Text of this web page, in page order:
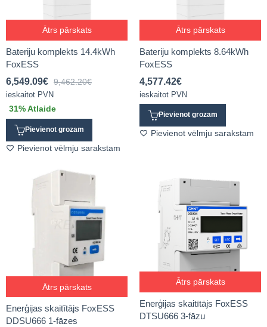
Ātrs pārskats
Bateriju komplekts 14.4kWh
FoxESS
6,549.09€ 9,462.20€
ieskaitot PVN
31% Atlaide
Pievienot grozam
Pievienot vēlmju sarakstam
Ātrs pārskats
Bateriju komplekts 8.64kWh
FoxESS
4,577.42€
ieskaitot PVN
Pievienot grozam
Pievienot vēlmju sarakstam
Ātrs pārskats
Enerģijas skaitītājs FoxESS
DDSU666 1-fāzes
Ātrs pārskats
Enerģijas skaitītājs FoxESS
DTSU666 3-fāzu